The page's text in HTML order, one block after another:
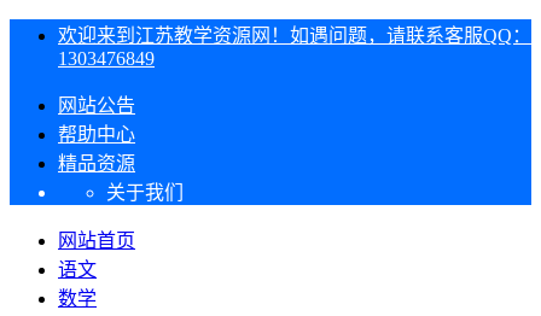
欢迎来到江苏教学资源网！如遇问题，请联系客服QQ：
1303476849
网站公告
帮助中心
精品资源
关于我们
网站首页
语文
数学